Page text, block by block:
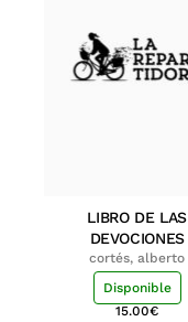
LIBRO DE LAS
DEVOCIONES
cortés, alberto
Disponible
15.00€